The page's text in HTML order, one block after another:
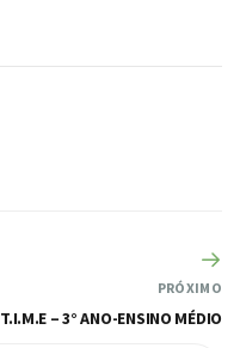
PRÓXIMO
T.I.M.E – 3° ANO-ENSINO MÉDIO